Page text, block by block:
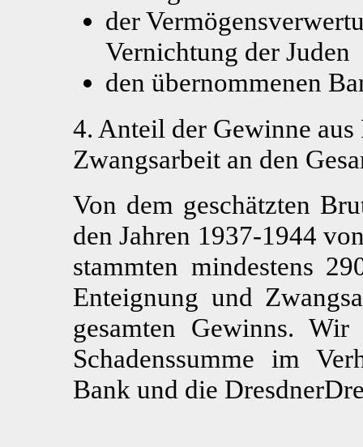
der
Vernichtung der Juden
den übernommenen
4. Anteil der Gewinne
Zwangsarbeit an den
Von dem geschätzten
den Jahren 1937-1944
stammten mindestens
Enteignung und
gesamten Gewinns.
Schadenssumme im
Bank und die Dresdner